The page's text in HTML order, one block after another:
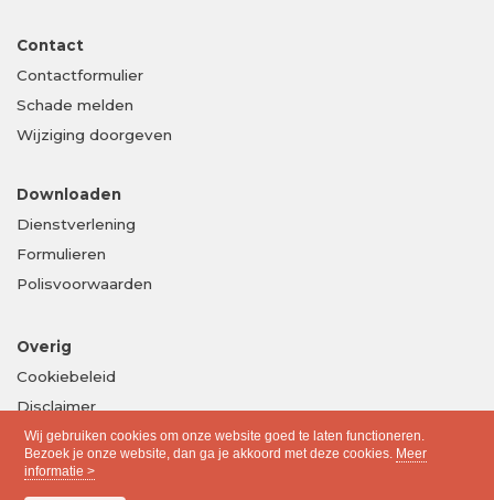
Wij gebruiken cookies om onze website goed te laten functioneren.
Bezoek je onze website, dan ga je akkoord met deze cookies. Meer
informatie >
Contact
Contactformulier
Schade melden
Wijziging doorgeven
Downloaden
Dienstverlening
Formulieren
Polisvoorwaarden
Overig
Cookiebeleid
Disclaimer
Privacy